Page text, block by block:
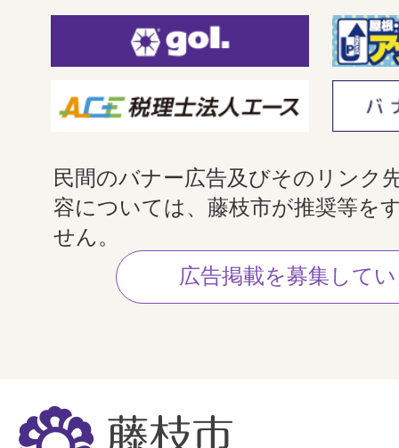
民間のバナー広告及びそのリンク
容については、藤枝市が推奨等を
せん。
広告掲載を募集して
藤